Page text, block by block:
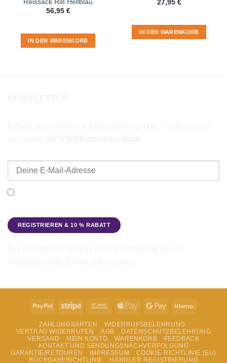
Reissack Ri8 Hellblau
56,95 €
IN DEN WARENKORB
27,95 €
IN DEN WARENKORB
PayPal Stripe
Bank
Apple
Google
ZAHLUNGSARTEN
WIDERRUFSBELEHRUNG
VERTRAG WIDERRUFEN
AGB
DATENSCHUTZBELEHRUNG
VERSAND
MEIN KONTO WARENKORB
FEEDBACK
KONTAKT UND SENDUNGSNACHVERFOLGUNG
GARANTIE/RETOUREN
IMPRESSUM
COOKIE-RICHTLINIE (EU)
RÜCKGABERICHTLINIE
HÄNDLER REGISTRIERUNG